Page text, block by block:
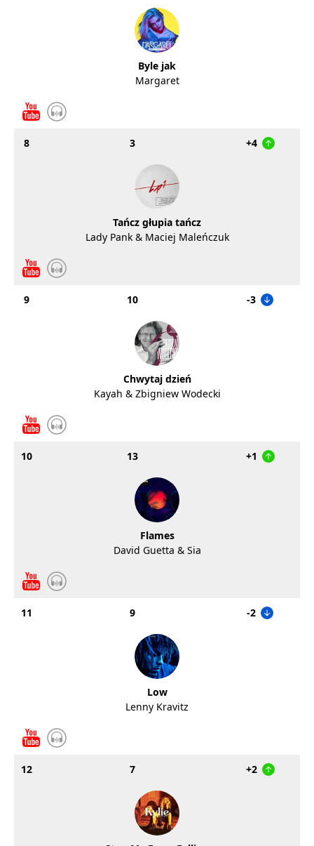
Byle jak
Margaret
8 3 +4
Tańcz głupia tańcz
Lady Pank & Maciej Maleńczuk
9 10 -3
Chwytaj dzień
Kayah & Zbigniew Wodecki
10 13 +1
Flames
David Guetta & Sia
11 9 -2
Low
Lenny Kravitz
12 7 +2